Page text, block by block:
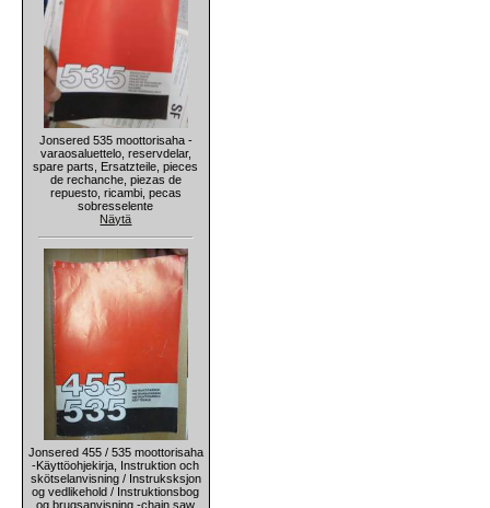
Jonsered 535 moottorisaha -
varaosaluettelo, reservdelar,
spare parts, Ersatzteile, pieces
de rechanche, piezas de
repuesto, ricambi, pecas
sobresselente
Näytä
Jonsered 455 / 535 moottorisaha
-Käyttöohjekirja, Instruktion och
skötselanvisning / Instruksksjon
og vedlikehold / Instruktionsbog
og brugsanvisning -chain saw